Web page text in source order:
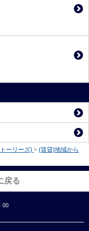
ーリーズ) > (賃貸)地域から
戻る
00